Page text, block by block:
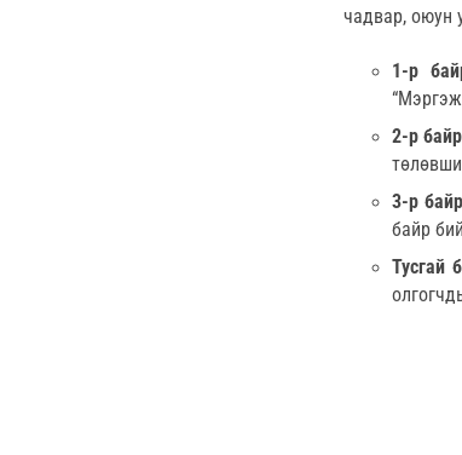
чадвар, оюун
1-р
2-р
3-р
байр
Тусгай